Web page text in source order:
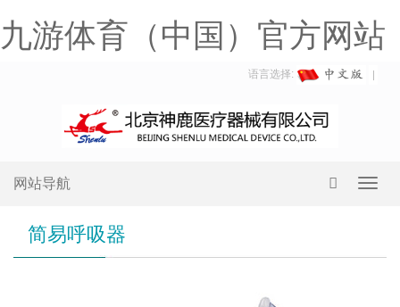
九游体育（中国）官方网站
语言选择:
网站导航
简易呼吸器